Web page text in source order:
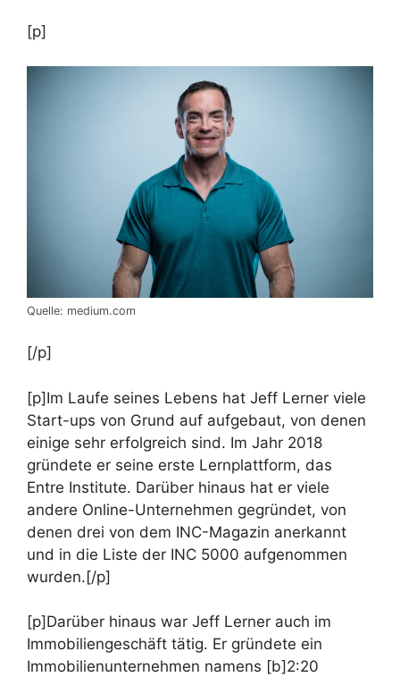
[p]
Quelle: medium.com
[/p]
[p]Im Laufe seines Lebens hat Jeff Lerner viele
Start-ups von Grund auf aufgebaut, von denen
einige sehr erfolgreich sind. Im Jahr 2018
gründete er seine erste Lernplattform, das
Entre Institute. Darüber hinaus hat er viele
andere Online-Unternehmen gegründet, von
denen drei von dem INC-Magazin anerkannt
und in die Liste der INC 5000 aufgenommen
wurden.[/p]
[p]Darüber hinaus war Jeff Lerner auch im
Immobiliengeschäft tätig. Er gründete ein
Immobilienunternehmen namens [b]2:20